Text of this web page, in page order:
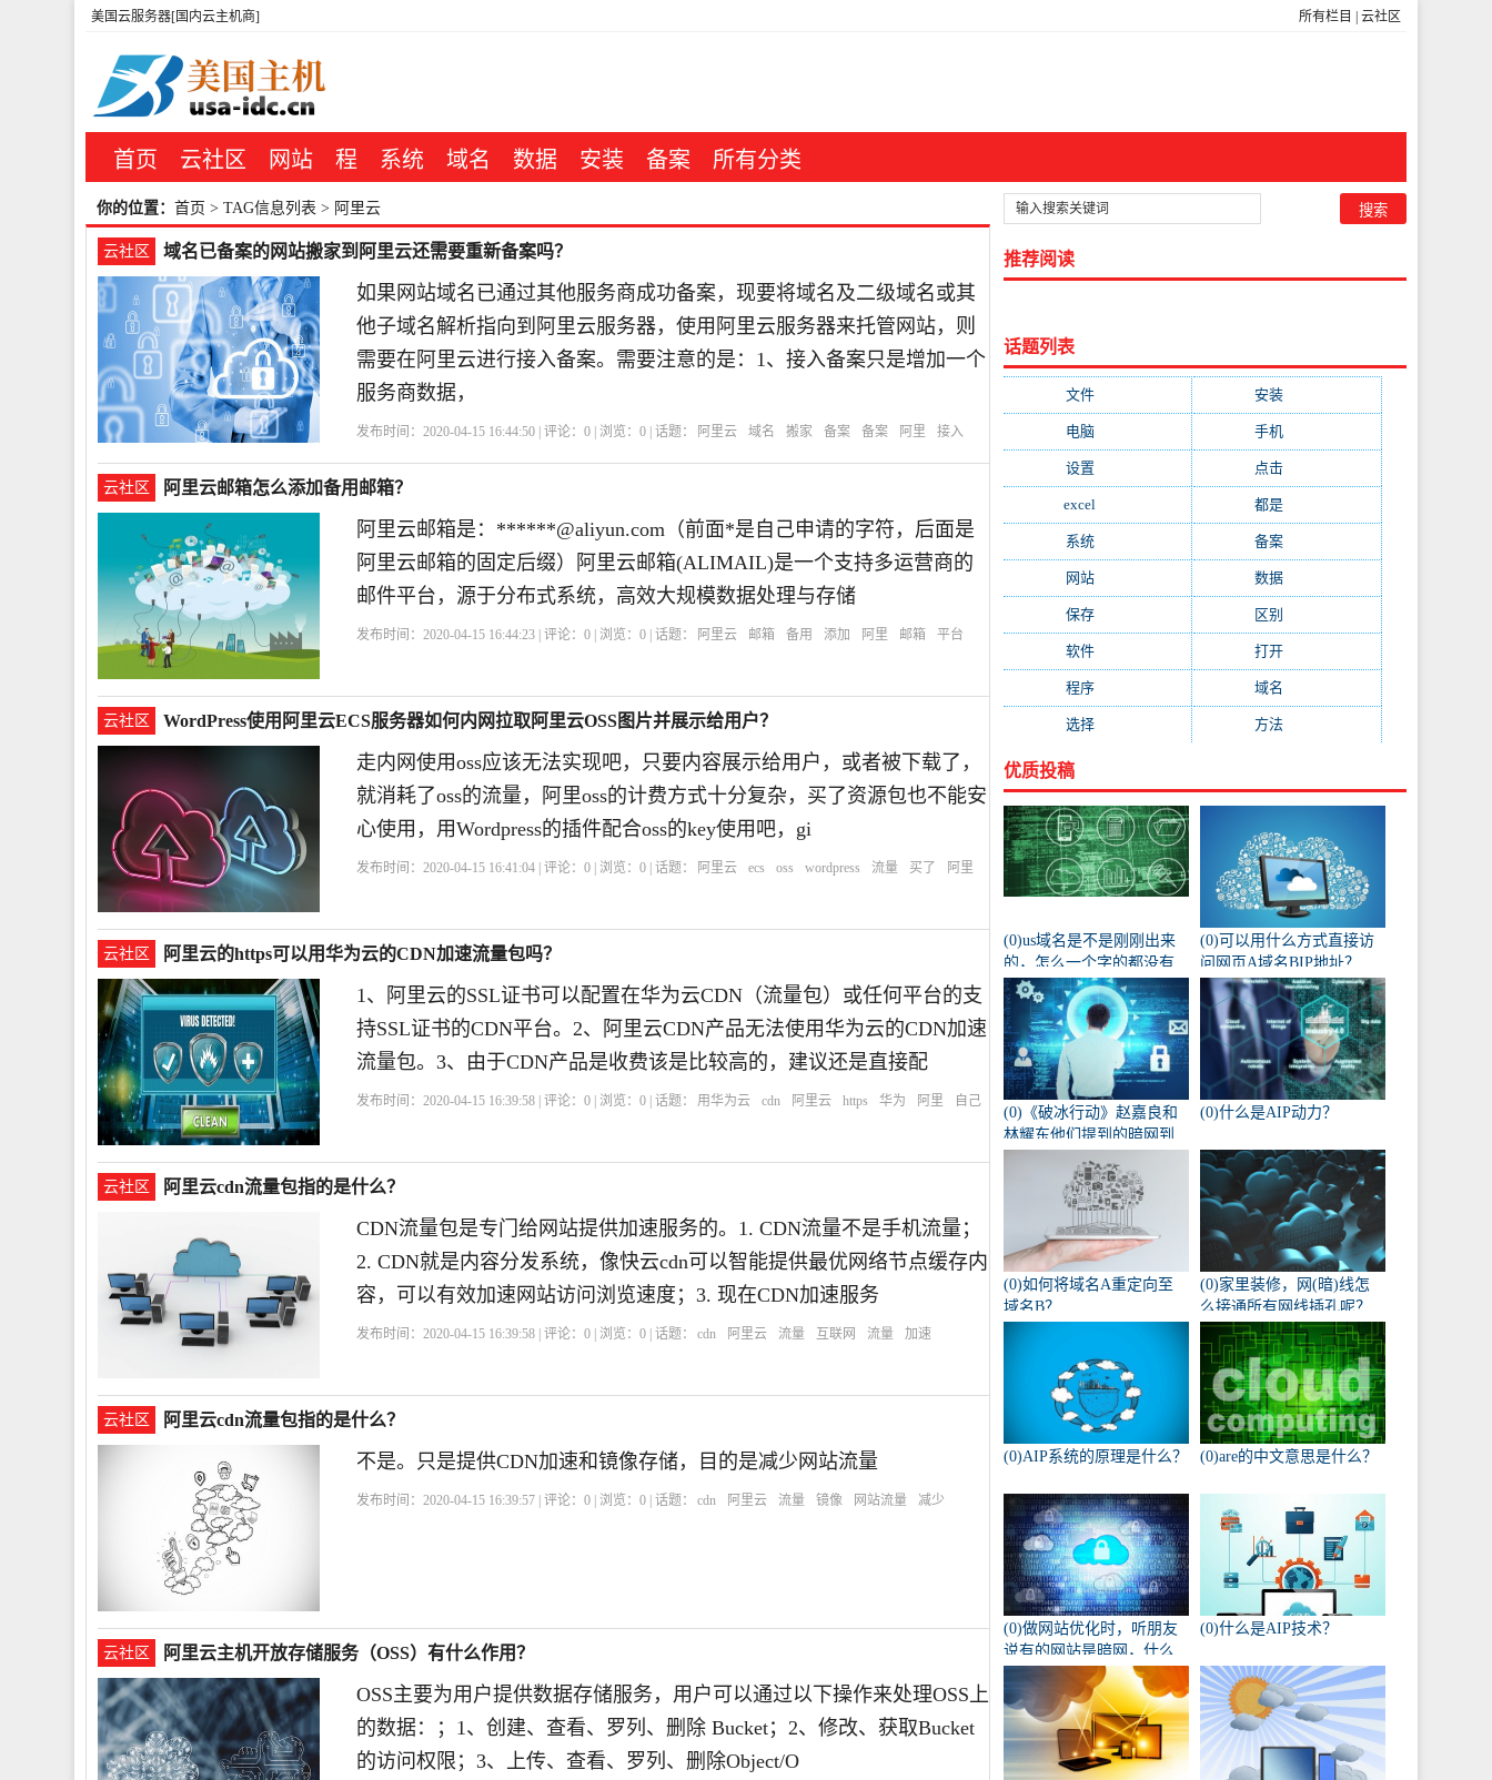
所有栏目 云社区
美国云服务器[国内云主机商]
首页 云社区 网站 程 系统 域名 数据 安装 备案 所有分类
你的位置： 首页 > TAG信息列表 > 阿里云
云社区 域名已备案的网站搬家到阿里云还需要重新备案吗？
如果网站域名已通过其他服务商成功备案，现要将域名及二级域名或其
他子域名解析指向到阿里云服务器，使用阿里云服务器来托管网站，则
需要在阿里云进行接入备案。需要注意的是：1、接入备案只是增加一个
服务商数据，
发布时间：2020-04-15 16:44:50 | 评论：0 | 浏览：0 | 话题： 阿里云 域名 搬家 备案 备案 阿里 接入
云社区 阿里云邮箱怎么添加备用邮箱？
阿里云邮箱是：******@aliyun.com（前面*是自己申请的字符，后面是
阿里云邮箱的固定后缀）阿里云邮箱(ALIMAIL)是一个支持多运营商的
邮件平台，源于分布式系统，高效大规模数据处理与存储
发布时间：2020-04-15 16:44:23 | 评论：0 | 浏览：0 | 话题： 阿里云 邮箱 备用 添加 阿里 邮箱 平台
云社区 WordPress使用阿里云ECS服务器如何内网拉取阿里云OSS图片并展示给用户？
走内网使用oss应该无法实现吧，只要内容展示给用户，或者被下载了，
就消耗了oss的流量，阿里oss的计费方式十分复杂，买了资源包也不能安
心使用，用Wordpress的插件配合oss的key使用吧，gi
发布时间：2020-04-15 16:41:04 | 评论：0 | 浏览：0 | 话题： 阿里云 ecs oss wordpress 流量 买了 阿里
云社区 阿里云的https可以用华为云的CDN加速流量包吗？
1、阿里云的SSL证书可以配置在华为云CDN（流量包）或任何平台的支
持SSL证书的CDN平台。2、阿里云CDN产品无法使用华为云的CDN加速
流量包。3、由于CDN产品是收费该是比较高的，建议还是直接配
发布时间：2020-04-15 16:39:58 | 评论：0 | 浏览：0 | 话题： 用华为云 cdn 阿里云 https 华为 阿里
自己
云社区 阿里云cdn流量包指的是什么？
CDN流量包是专门给网站提供加速服务的。1. CDN流量不是手机流量；
2. CDN就是内容分发系统，像快云cdn可以智能提供最优网络节点缓存内
容，可以有效加速网站访问浏览速度；3. 现在CDN加速服务
发布时间：2020-04-15 16:39:58 | 评论：0 | 浏览：0 | 话题： cdn 阿里云 流量 互联网 流量 加速
云社区 阿里云cdn流量包指的是什么？
不是。只是提供CDN加速和镜像存储，目的是减少网站流量
发布时间：2020-04-15 16:39:57 | 评论：0 | 浏览：0 | 话题： cdn 阿里云 流量 镜像 网站流量 减少
云社区 阿里云主机开放存储服务（OSS）有什么作用？
OSS主要为用户提供数据存储服务，用户可以通过以下操作来处理OSS上
的数据：；1、创建、查看、罗列、删除 Bucket；2、修改、获取Bucket
的访问权限；3、上传、查看、罗列、删除Object/O
推荐阅读
话题列表
文件(755) 安装
电脑(688) 手机
设置 点击
excel 都是
系统(495) 备案
网站(461) 数据
保存(438) 区别
软件(419) 打开
程序(387) 域名
选择(333) 方法
优质投稿
(0)us域名是不是刚刚出来
的，怎么一个字的都没有
人注册阿？
(0)可以用什么方式直接访
问网页A域名BIP地址？
(0)《破冰行动》赵嘉良和
林耀东他们提到的暗网到
(0)什么是AIP动力？
(0)如何将域名A重定向至
域名B？
(0)家里装修，网(暗)线怎
么接通所有网线插孔呢？
(0)AIP系统的原理是什么？ (0)are的中文意思是什么？
(0)做网站优化时，听朋友
说有的网站是暗网，什么
叫暗网啊？
(0)什么是AIP技术？